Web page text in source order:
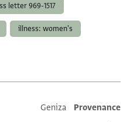
letter 969-1517
illness: women's
Additional metadata
Provenance
Geniza